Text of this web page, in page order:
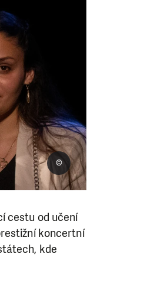
©
cestu od učení
koncertní
kde